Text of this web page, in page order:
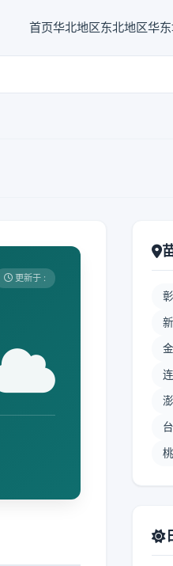
首页华北地区东北地区华
更新于 :